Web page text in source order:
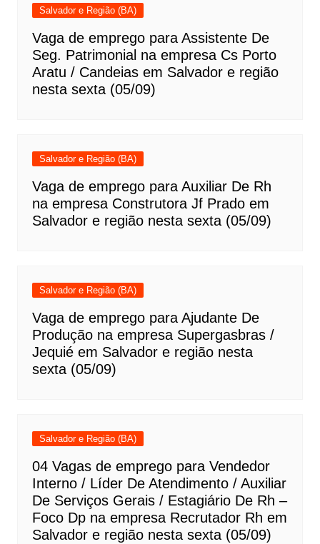
Salvador e Região (BA)
Vaga de emprego para Assistente De
Seg. Patrimonial na empresa Cs Porto
Aratu / Candeias em Salvador e região
nesta sexta (05/09)
Salvador e Região (BA)
Vaga de emprego para Auxiliar De Rh
na empresa Construtora Jf Prado em
Salvador e região nesta sexta (05/09)
Salvador e Região (BA)
Vaga de emprego para Ajudante De
Produção na empresa Supergasbras /
Jequié em Salvador e região nesta
sexta (05/09)
Salvador e Região (BA)
04 Vagas de emprego para Vendedor
Interno / Líder De Atendimento / Auxiliar
De Serviços Gerais / Estagiário De Rh –
Foco Dp na empresa Recrutador Rh em
Salvador e região nesta sexta (05/09)